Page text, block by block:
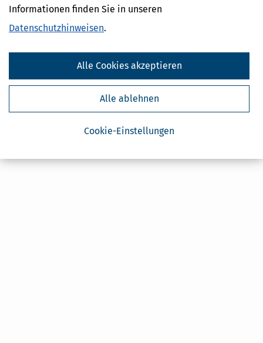
Informationen finden Sie in unseren
Datenschutzhinweisen.
Cookie-Einstellungen
Alle ablehnen
Alle Cookies akzeptieren